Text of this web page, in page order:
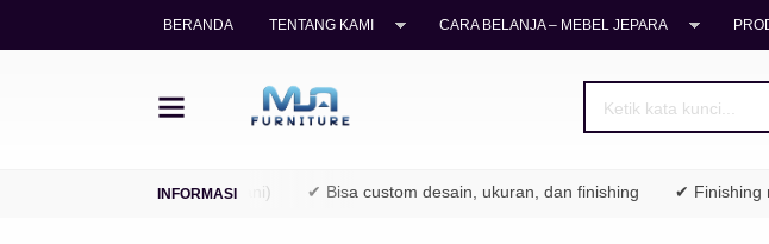
BERANDA TENTANG KAMI CARA BELANJA – MEBEL JEPARA
kayu jati legal (TPK / Perhutani) ✔ Bisa custom desain, ukuran, dan finishing ✔ Finishing